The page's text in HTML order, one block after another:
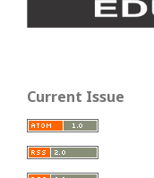
Current Issue